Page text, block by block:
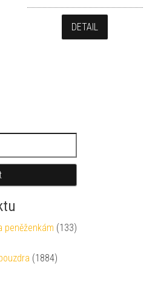
DETAIL
peněženkám (133)
(1884)